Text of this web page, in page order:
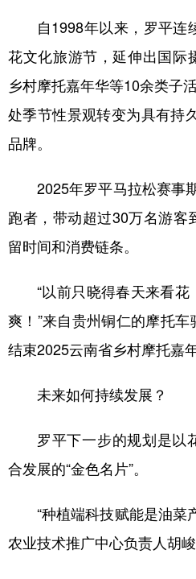
自1998年以来，罗平连
花文化旅游节，延伸出国际
乡村摩托嘉年华等10余类子
处季节性景观转变为具有持
品牌。
2025年罗平马拉松赛事
跑者，带动超过30万名游客
留时间和消费链条。
“以前只晓得春天来看
爽！”来自贵州铜仁的摩托车
结束2025云南省乡村摩托嘉
未来如何持续发展？
罗平下一步的规划是以
合发展的“金色名片”。
“种植端科技赋能是油菜
农业技术推广中心负责人胡峻